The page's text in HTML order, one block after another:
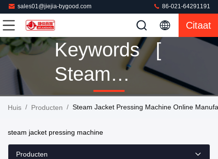
sales01@jiejia-bygood.com 86-021-64291191
Citaat
Keywords [
Steam
Jacket
Machine ]
Huis / Producten / Steam Jacket Pressing Machine Online
steam jacket pressing machine
Producten